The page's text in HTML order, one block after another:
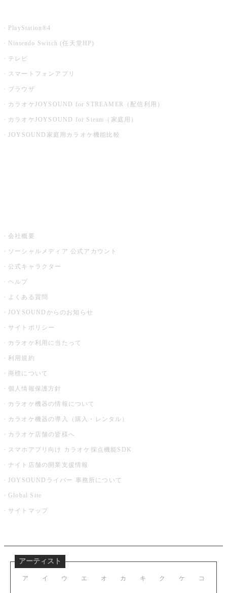
PlayStation®4
Nintendo Switch (任天堂HP)
テレビ
スマートフォンアプリ
ブラウザ
カラオケJOYSOUND for STREAMER（配信利用）
カラオケJOYSOUND for Steam（家庭用）
JOYSOUND家庭用カラオケ機能比較
会社概要
ソーシャルメディア 公式アカウント
公式キャラクター
ヘルプ
よくある質問
JOYSOUNDからのお知らせ
サイトポリシー
カラオケ利用に当たって
利用規約
商標について
個人情報保護方針
カラオケ機器の情報について
カラオケ機器の導入（購入・レンタル）
カラオケ店舗の皆様へ
スマホアプリ向け カラオケ採点機能SDK
ナイト店舗の開業支援情報
JOYSOUNDライバー 事務所について
Global Site
サイトマップ
アーティスト
ア イ ウ エ オ カ キ ク ケ コ